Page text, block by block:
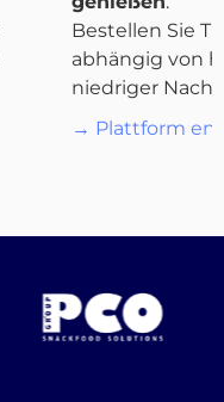
Bestellen Sie
abhängig von
niedriger
→ Plattform